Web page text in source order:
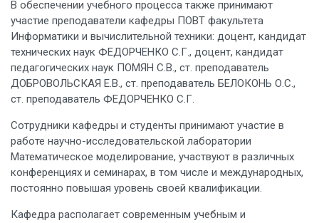
В обеспечении учебного процесса также принимают
участие преподаватели кафедры ПОВТ факультета
Информатики и вычислительной техники: доцент, кандидат
технических наук ФЕДОРЧЕНКО С.Г., доцент, кандидат
педагогических наук ПОМЯН С.В., ст. преподаватель
ДОБРОВОЛЬСКАЯ Е.В., ст. преподаватель БЕЛОКОНЬ О.С.,
ст. преподаватель ФЕДОРЧЕНКО С.Г.
Сотрудники кафедры и студенты принимают участие в
работе научно-исследовательской лаборатории
Математическое моделирование, участвуют в различных
конференциях и семинарах, в том числе и международных,
постоянно повышая уровень своей квалификации.
Кафедра располагает современным учебным и